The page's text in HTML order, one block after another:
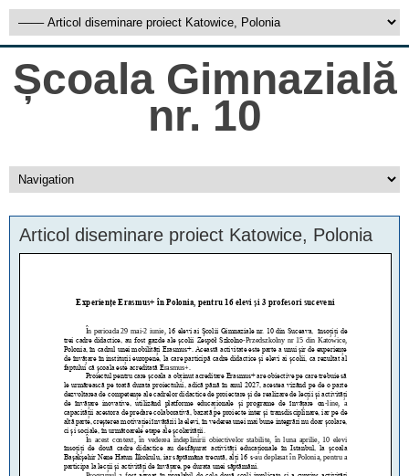
Școala Gimnazială
nr. 10
Articol diseminare proiect Katowice, Polonia